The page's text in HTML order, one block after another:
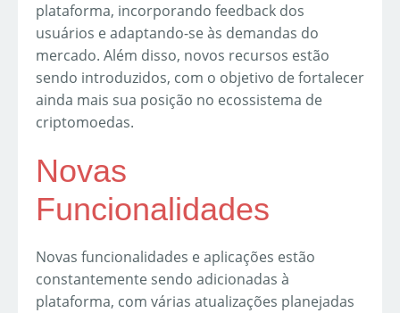
plataforma, incorporando feedback dos
usuários e adaptando-se às demandas do
mercado. Além disso, novos recursos estão
sendo introduzidos, com o objetivo de fortalecer
ainda mais sua posição no ecossistema de
criptomoedas.
Novas
Funcionalidades
Novas funcionalidades e aplicações estão
constantemente sendo adicionadas à
plataforma, com várias atualizações planejadas